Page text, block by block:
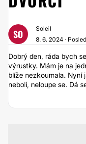
SO
Soleil
8. 6. 2024 ·
Dobrý den, ráda bych
výrustky. Mám je na
blíže nezkoumala. Nyní
nebolí, neloupe se. Dá